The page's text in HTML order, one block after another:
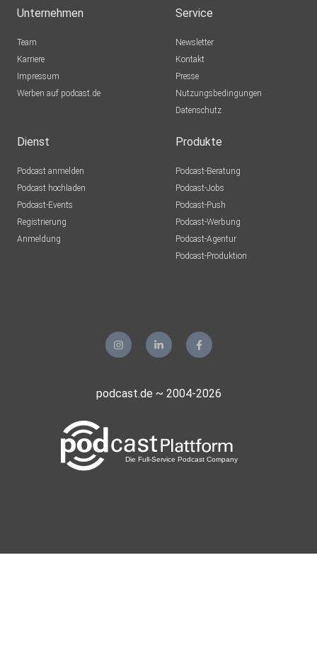
Unternehmen
Team
Karriere
Impressum
Werben auf podcast.de
Service
Newsletter
Kontakt
Presse
Nutzungsbedingungen
Datenschutz
Dienst
Podcast anmelden
Podcast hochladen
Podcast-Events
Registrierung
Anmeldung
Produkte
Podcast-Beratung
Podcast-Jobs
Podcast-Push
Podcast-Werbung
Podcast-Agentur
Podcast-Produktion
podcast.de ~ 2004-2026